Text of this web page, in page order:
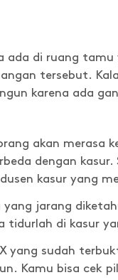
ada di ruang
tersebut.
karena ada
akan merasa
dengan
kasur yang
jarang
tidurlah di kasur
yang sudah
Kamu bisa cek